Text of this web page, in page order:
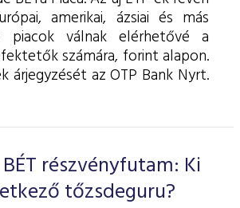
amerikai, ázsiai és más
piacok válnak elérhetővé a
számára, forint alapon.
árjegyzését az OTP Bank Nyrt.
részvényfutam: Ki
tőzsdeguru?